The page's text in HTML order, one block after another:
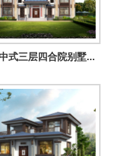
新农村中式三层四合院别墅设计户型图，农村自建四合院效果图